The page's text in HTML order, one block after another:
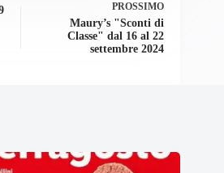
PROSSIMO
Maury’s "Sconti di
Classe" dal 16 al 22
settembre 2024